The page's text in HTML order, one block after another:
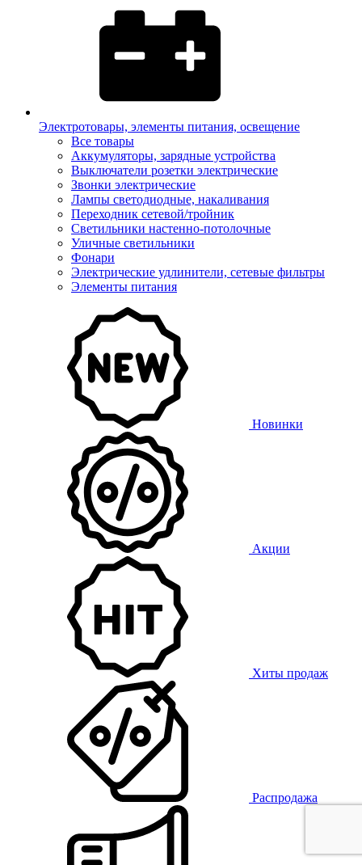
Электротовары, элементы питания, освещение
Все товары
Аккумуляторы, зарядные устройства
Выключатели розетки электрические
Звонки электрические
Лампы светодиодные, накаливания
Переходник сетевой/тройник
Светильники настенно-потолочные
Уличные светильники
Фонари
Электрические удлинители, сетевые фильтры
Элементы питания
Новинки
Акции
Хиты продаж
Распродажа